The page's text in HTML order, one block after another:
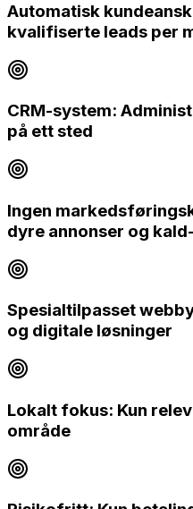
Automatisk
kvalifiserte leads per
CRM-system:
på ett sted
Ingen
dyre annonser og
Spesialtilpasset
og digitale løsninger
Lokalt fokus: Kun
område